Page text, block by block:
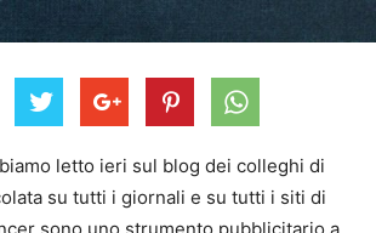
letto ieri sul blog dei colleghi di
su tutti i giornali e su tutti i siti di
sono uno strumento pubblicitario a